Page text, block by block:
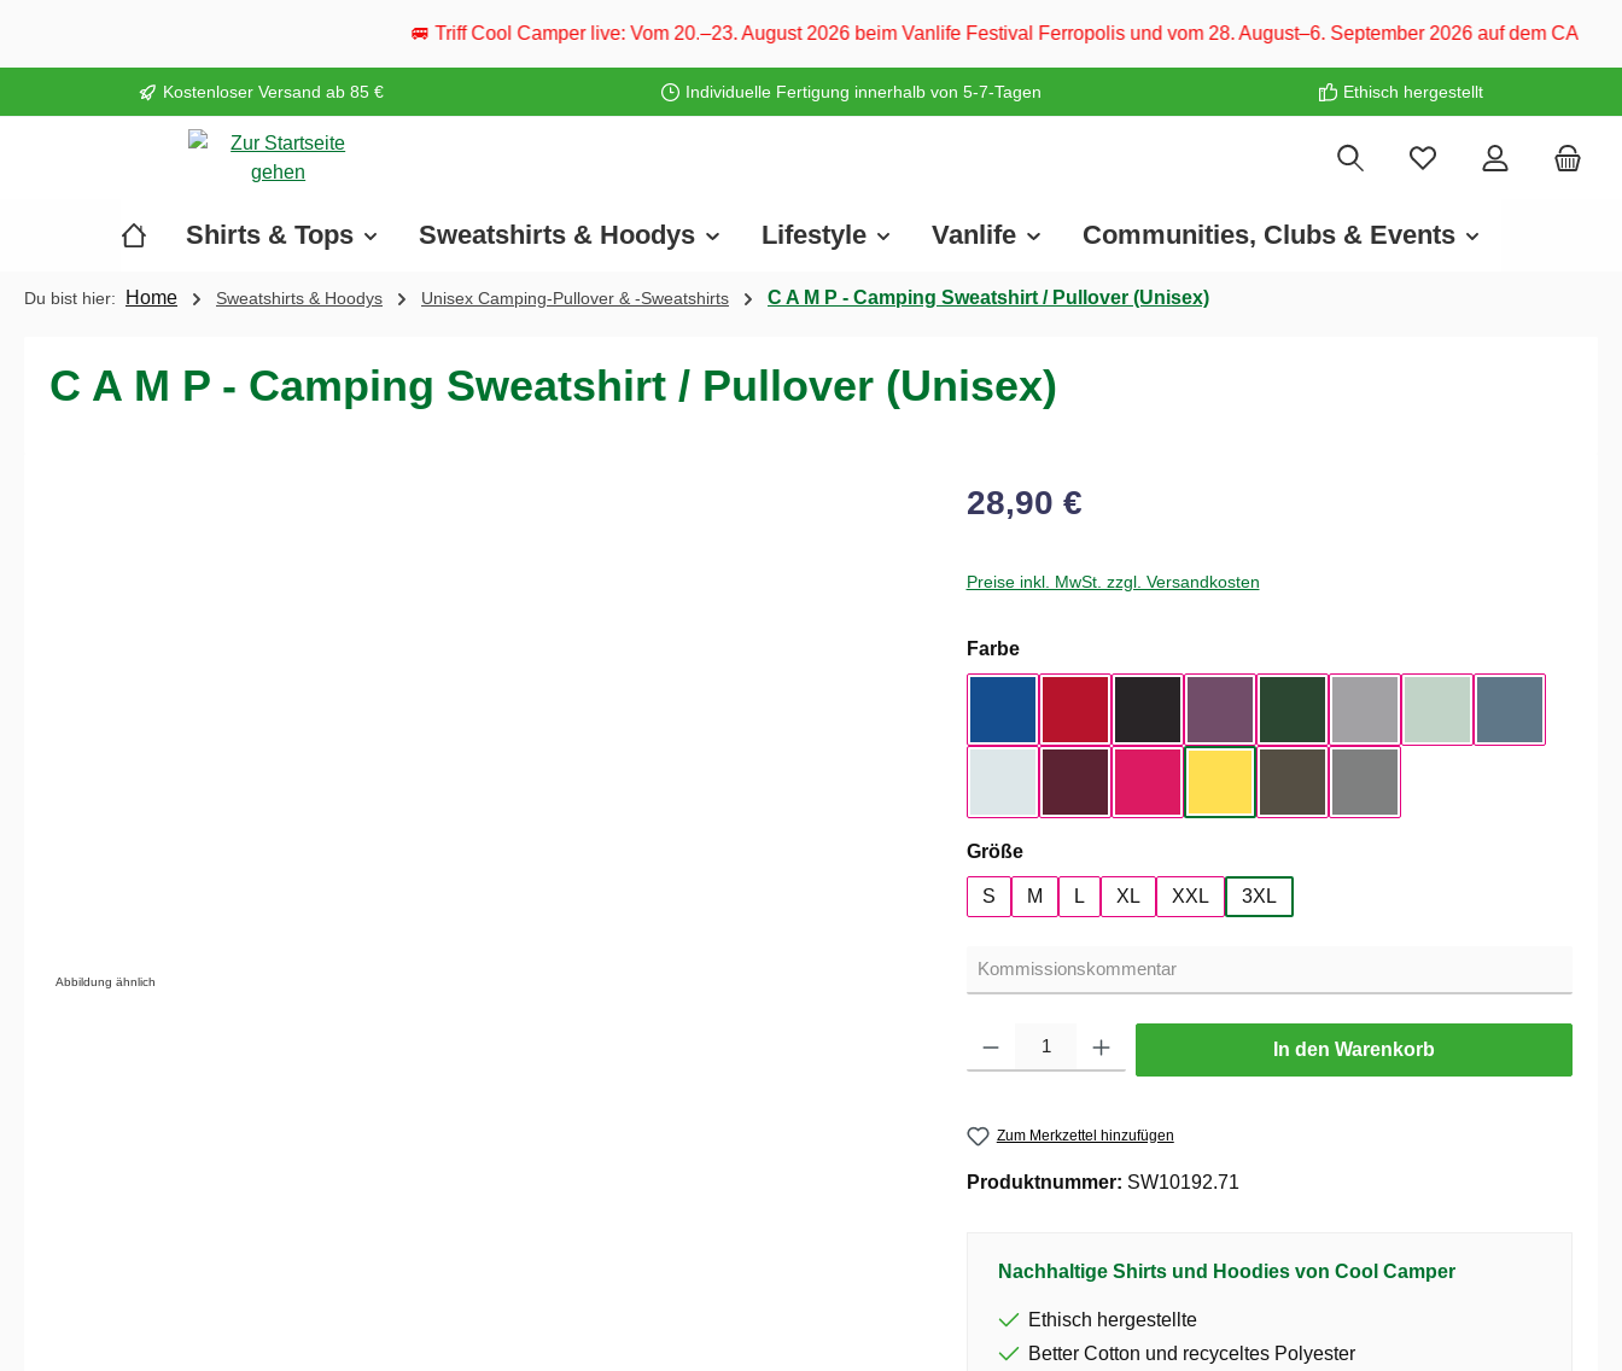
🚐 Triff Cool Camper live: Vom 20.–23. August 2026 beim Vanlife Festival Ferropolis und vom 28. August–6. September 2026 auf dem CARAVAN SALON
Kostenloser Versand ab 85 € Individuelle Fertigung innerhalb von 5-7-Tagen Ethisch hergestellt
Shirts & Tops Sweatshirts & Hoodys Lifestyle Vanlife Communities, Clubs & Events
Du bist hier: Home Sweatshirts & Hoodys Unisex Camping-Pullover & -Sweatshirts C A M P - Camping Sweatshirt / Pullover (Unisex)
C A M P - Camping Sweatshirt / Pullover (Unisex)
Abbildung ähnlich
28,90 €
Preise inkl. MwSt. zzgl. Versandkosten
Farbeauswählen
Größeauswählen
S M L XL XXL 3XL
In den Warenkorb
Zum Merkzettel hinzufügen
Produktnummer: SW10192.71
Nachhaltige Shirts und Hoodies von Cool Camper
Ethisch hergestellte
Better Cotton und recyceltes Polyester